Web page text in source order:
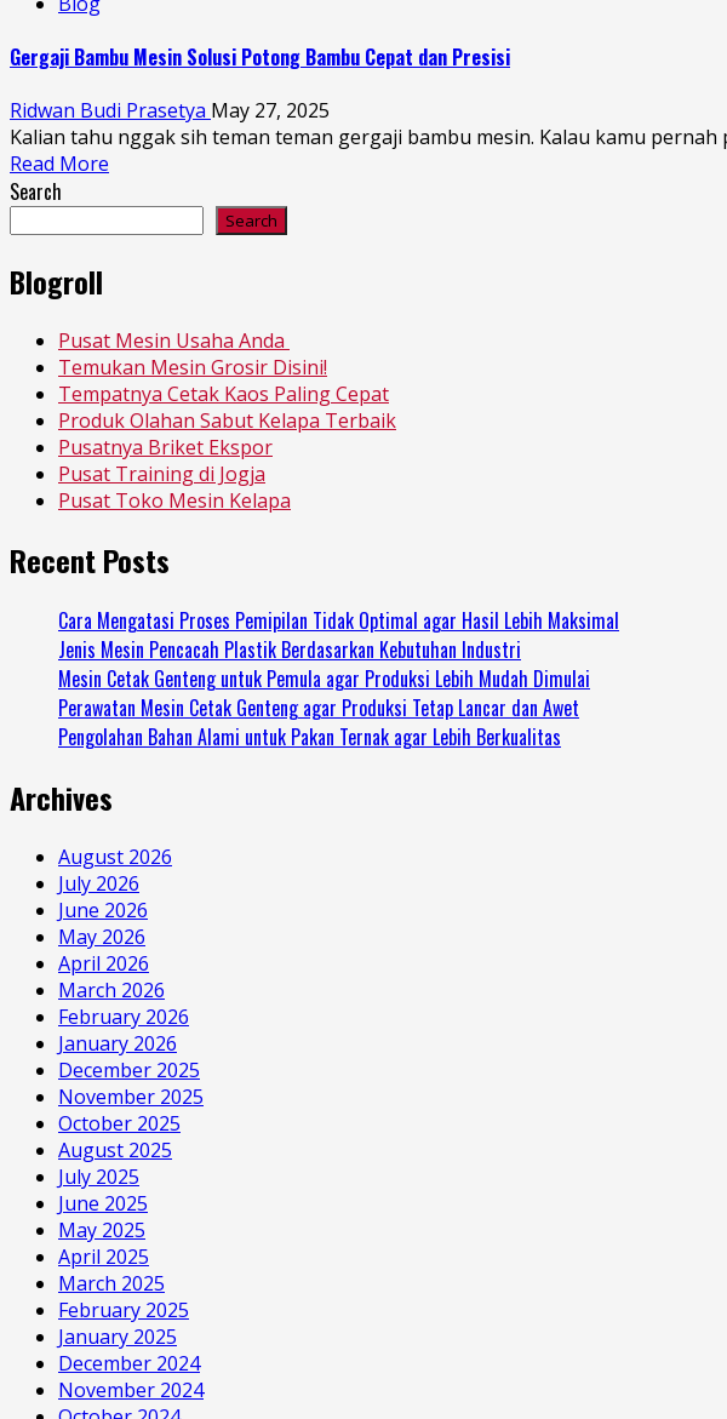
Gergaji Bambu Mesin Solusi Potong Bambu Cepat dan Presisi
Ridwan Budi Prasetya May 27, 2025
Kalian tahu nggak sih teman teman gergaji bambu mesin. Kalau kamu
Read More
Search
Search
Blogroll
Pusat Mesin Usaha Anda
Temukan Mesin Grosir Disini!
Tempatnya Cetak Kaos Paling Cepat
Produk Olahan Sabut Kelapa Terbaik
Pusatnya Briket Ekspor
Pusat Training di Jogja
Pusat Toko Mesin Kelapa
Recent Posts
Cara Mengatasi Proses Pemipilan Tidak Optimal agar Hasil Lebih Maksimal
Jenis Mesin Pencacah Plastik Berdasarkan Kebutuhan Industri
Mesin Cetak Genteng untuk Pemula agar Produksi Lebih Mudah Dimulai
Perawatan Mesin Cetak Genteng agar Produksi Tetap Lancar dan Awet
Pengolahan Bahan Alami untuk Pakan Ternak agar Lebih Berkualitas
Archives
August 2026
July 2026
June 2026
May 2026
April 2026
March 2026
February 2026
January 2026
December 2025
November 2025
October 2025
August 2025
July 2025
June 2025
May 2025
April 2025
March 2025
February 2025
January 2025
December 2024
November 2024